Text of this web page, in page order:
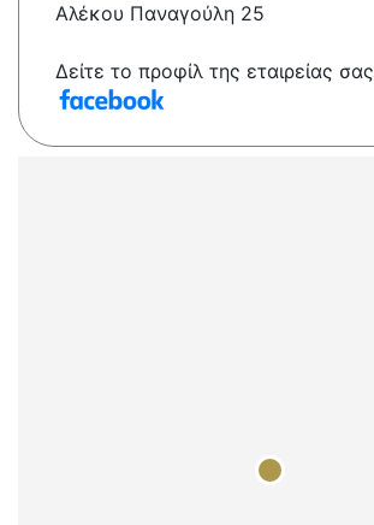
Αλέκου Παναγούλη 25
Δείτε το προφίλ της εταιρείας σας